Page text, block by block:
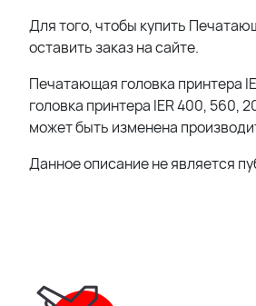
Для того, чтобы купить
оставить заказ на сайте.
Печатающая головка принтера
головка принтера IER 400, 560,
может быть изменена
Данное описание не является